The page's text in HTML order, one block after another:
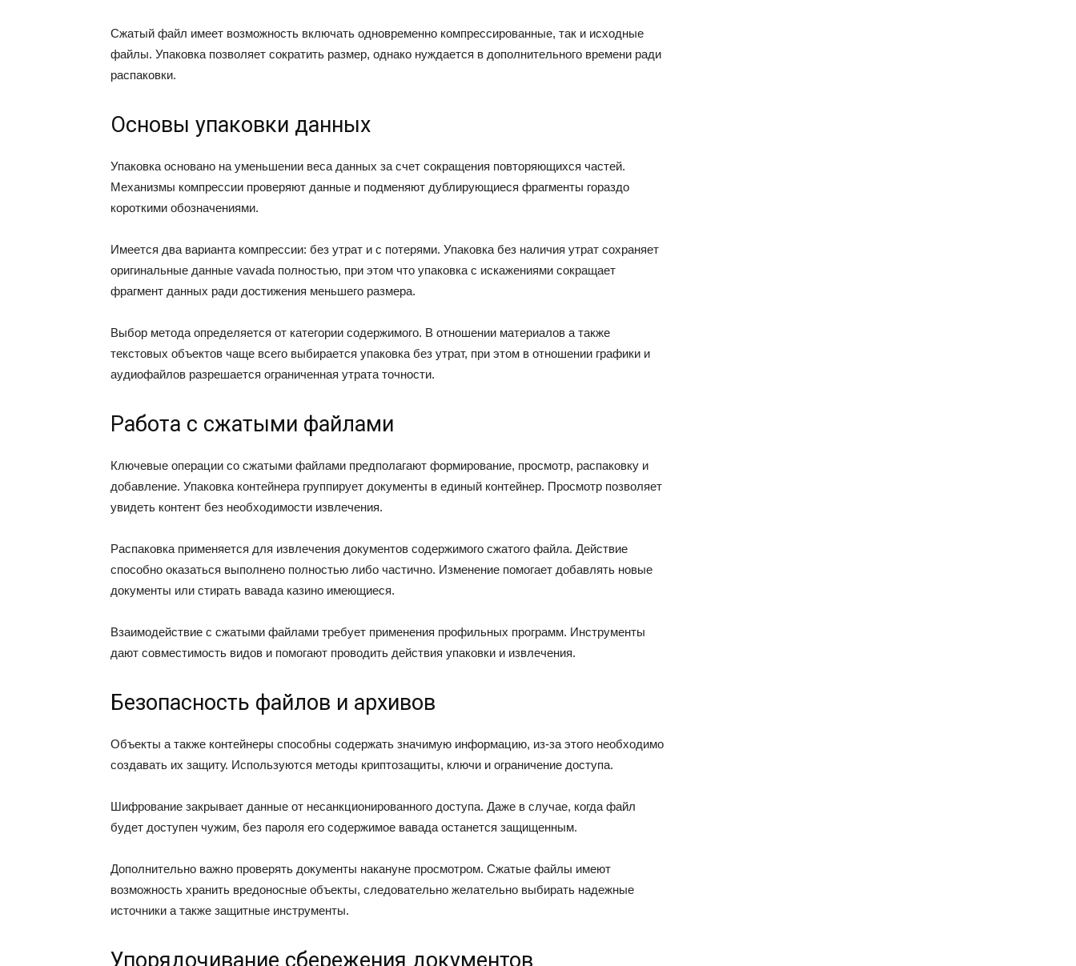
Сжатый файл имеет возможность включать одновременно компрессированные, так и исходные
файлы. Упаковка позволяет сократить размер, однако нуждается в дополнительного времени ради
распаковки.
Основы упаковки данных
Упаковка основано на уменьшении веса данных за счет сокращения повторяющихся частей.
Механизмы компрессии проверяют данные и подменяют дублирующиеся фрагменты гораздо
короткими обозначениями.
Имеется два варианта компрессии: без утрат и с потерями. Упаковка без наличия утрат сохраняет
оригинальные данные vavada полностью, при этом что упаковка с искажениями сокращает
фрагмент данных ради достижения меньшего размера.
Выбор метода определяется от категории содержимого. В отношении материалов а также
текстовых объектов чаще всего выбирается упаковка без утрат, при этом в отношении графики и
аудиофайлов разрешается ограниченная утрата точности.
Работа с сжатыми файлами
Ключевые операции со сжатыми файлами предполагают формирование, просмотр, распаковку и
добавление. Упаковка контейнера группирует документы в единый контейнер. Просмотр позволяет
увидеть контент без необходимости извлечения.
Распаковка применяется для извлечения документов содержимого сжатого файла. Действие
способно оказаться выполнено полностью либо частично. Изменение помогает добавлять новые
документы или стирать вавада казино имеющиеся.
Взаимодействие с сжатыми файлами требует применения профильных программ. Инструменты
дают совместимость видов и помогают проводить действия упаковки и извлечения.
Безопасность файлов и архивов
Объекты а также контейнеры способны содержать значимую информацию, из-за этого необходимо
создавать их защиту. Используются методы криптозащиты, ключи и ограничение доступа.
Шифрование закрывает данные от несанкционированного доступа. Даже в случае, когда файл
будет доступен чужим, без пароля его содержимое вавада останется защищенным.
Дополнительно важно проверять документы накануне просмотром. Сжатые файлы имеют
возможность хранить вредоносные объекты, следовательно желательно выбирать надежные
источники а также защитные инструменты.
Упорядочивание сбережения документов